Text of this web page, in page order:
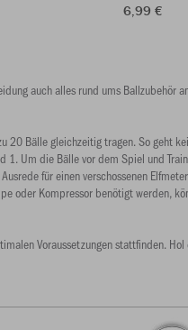
6,99 €
auch alles rund ums
Bälle gleichzeitig tragen. So
Um die Bälle vor dem Spiel und
für einen verschossenen
oder Kompressor benötigt werden,
Voraussetzungen stattfinden.